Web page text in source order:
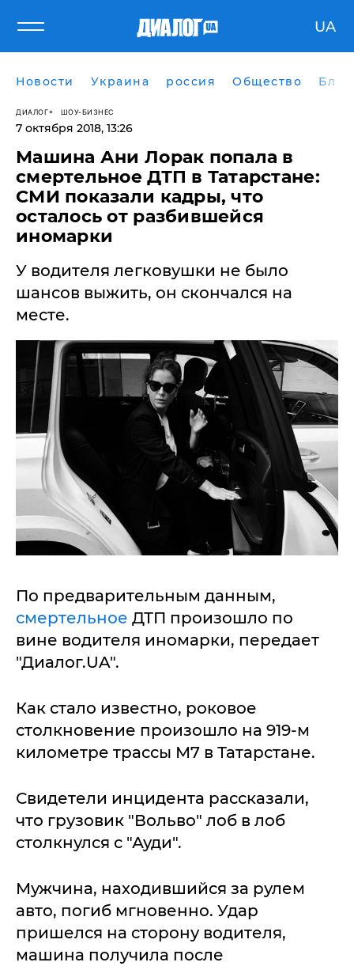
UA
Новости Украина россия Общество
ДИАЛОГ ШОУ-БИЗНЕС
7 октября 2018, 13:26
Машина Ани Лорак попала в
смертельное ДТП в Татарстане:
СМИ показали кадры, что
осталось от разбившейся
иномарки
У водителя легковушки не было
шансов выжить, он скончался на
месте.
По предварительным данным,
смертельное ДТП произошло по
вине водителя иномарки, передает
"Диалог.UA".
Как стало известно, роковое
столкновение произошло на 919-м
километре трассы М7 в Татарстане.
Свидетели инцидента рассказали,
что грузовик "Вольво" лоб в лоб
столкнулся с "Ауди".
Мужчина, находившийся за рулем
авто, погиб мгновенно. Удар
пришелся на сторону водителя,
машина получила после